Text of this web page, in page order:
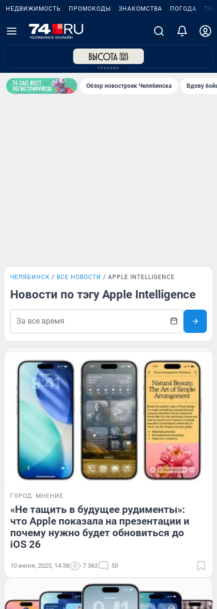
НЕДВИЖИМОСТЬ ПРОМОКОДЫ ЗНАКОМСТВА ПОГОДА
Обзор новостроек Челябинска Вдову
ЧЕЛЯБИНСК ВСЕ НОВОСТИ APPLE INTELLIGENCE
Новости по тэгу Apple Intelligence
ГОРОД МНЕНИЕ
«Не тащить в будущее рудименты»:
что Apple показала на презентации и
почему нужно будет обновиться до
iOS 26
10 июня, 2025, 14:38 7 363 50